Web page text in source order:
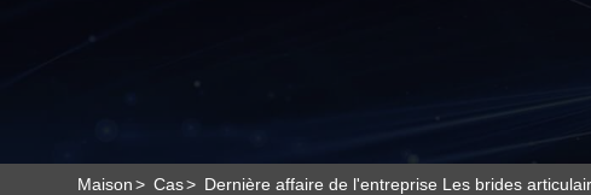
Maison> Cas> Dernière affaire de l'entreprise Les brides